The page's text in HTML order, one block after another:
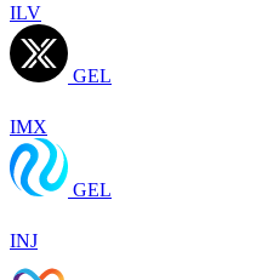
ILV
GEL
IMX
GEL
INJ